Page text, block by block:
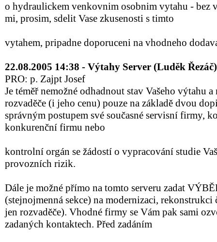
o hydraulickem venkovnim osobnim vytahu - bez
mi, prosim, sdelit Vase zkusenosti s timto
vytahem, pripadne doporuceni na vhodneho
22.08.2005 14:38 - Výtahy Server (Luděk Řezáč)
PRO: p. Zajpt Josef
Je téměř nemožné odhadnout stav Vašeho výtahu
rozvaděče (i jeho cenu) pouze na základě dvou
správným postupem své současné servisní firmy,
konkurenční firmu nebo
kontrolní orgán se žádostí o vypracování studie
provozních rizik.
Dále je možné přímo na tomto serveru zadat
(stejnojmenná sekce) na modernizaci,
jen rozvaděče). Vhodné firmy se Vám pak sami
zadaných kontaktech. Před zadáním